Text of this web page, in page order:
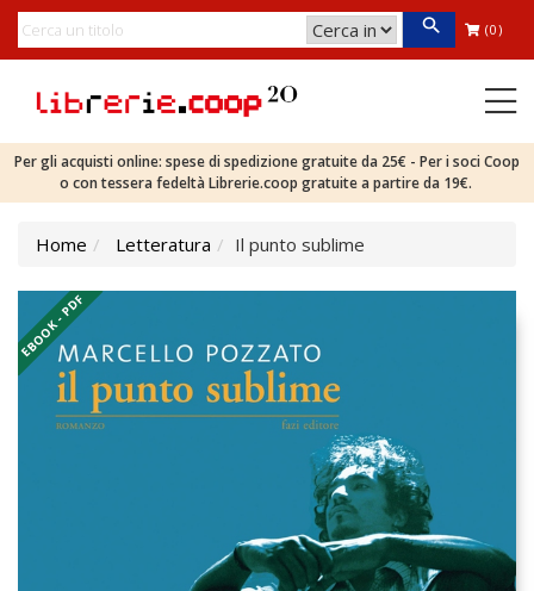
(0)
Per gli acquisti online: spese di spedizione gratuite da 25€ - Per i soci Coop
o con tessera fedeltà Librerie.coop gratuite a partire da 19€.
Home Letteratura Il punto sublime
EBOOK - PDF